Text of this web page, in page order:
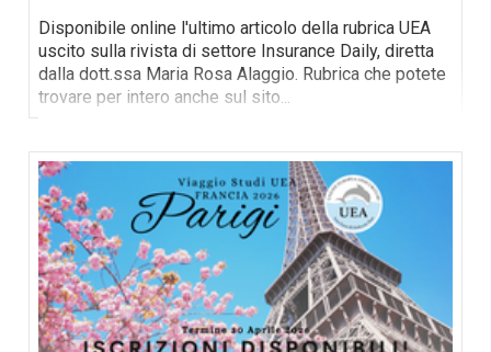
Disponibile online l'ultimo articolo della rubrica UEA
uscito sulla rivista di settore Insurance Daily, diretta
dalla dott.ssa Maria Rosa Alaggio. Rubrica che potete
trovare per intero anche sul sito...